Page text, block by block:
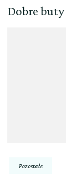
Dobre
Pozostałe